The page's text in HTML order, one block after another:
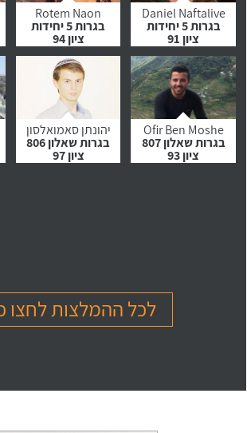
Daniel Naftalive
בגרות 5 יחידות
ציון 91
לחץ לצפייה
בהמלצה
Rotem Naon
בגרות 5 יחידות
ציון 94
לחץ לצפייה
בהמלצה
Ofir Ben Moshe
בגרות שאלון 807
ציון 93
יהונתן סאמואלסון
בגרות שאלון 806
ציון 97
לחץ לצפייה לחץ לצפייה
ציון 97 ציון 97
לכל ההמלצות לחצו